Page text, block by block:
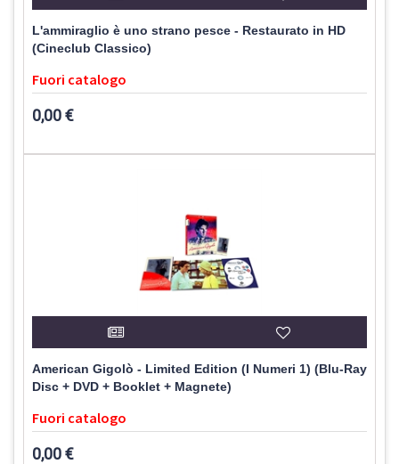
L'ammiraglio è uno strano pesce - Restaurato in HD
(Cineclub Classico)
Fuori catalogo
0,00 €
American Gigolò - Limited Edition (I Numeri 1) (Blu-Ray
Disc + DVD + Booklet + Magnete)
Fuori catalogo
0,00 €